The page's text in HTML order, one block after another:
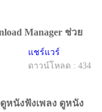
Manager ช่วย
แชร์แวร์
ดาวน์โหลด : 434
หนังฟังเพลง ดูหนัง